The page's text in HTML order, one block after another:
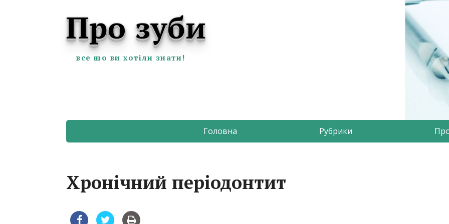
Про зуби
все що ви хотіли знати!
Головна Рубрики
Хронічний періодонтит